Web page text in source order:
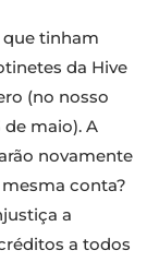
tinham
da Hive
(no nosso
maio). A
novamente
conta?
a
a todos